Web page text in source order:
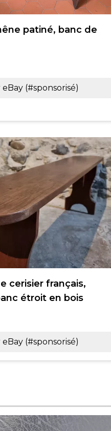
patiné, banc de
eBay (#sponsorisé)
cerisier français,
étroit en bois
eBay (#sponsorisé)